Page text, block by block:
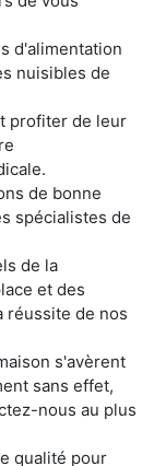
d'alimentation
nuisibles de
profiter de leur
de bonne
spécialistes de
de la
et des
réussite de nos
s'avèrent
sans effet,
nous au plus
qualité pour